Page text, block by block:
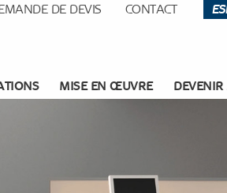
DE DEVIS CONTACT
MISE EN ŒUVRE